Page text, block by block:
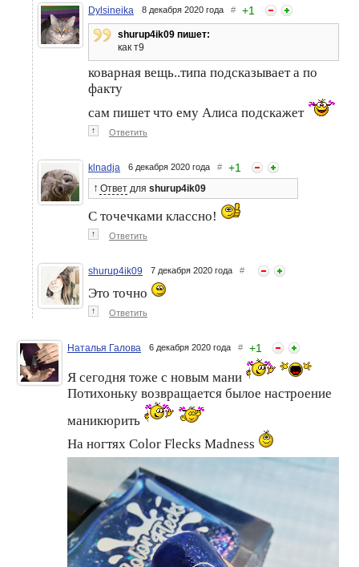
Dylsineika 8 декабря 2020 года # +1
shurup4ik09 пишет:
как т9
коварная вещь..типа подсказывает а по
факту
сам пишет что ему Алиса подскажет
↑ Ответить
klnadja 6 декабря 2020 года # +1
↑ Ответ для shurup4ik09
С точечками классно!
↑ Ответить
shurup4ik09 7 декабря 2020 года #
Это точно
↑ Ответить
Наталья Галова 6 декабря 2020 года # +1
Я сегодня тоже с новым мани
Потихоньку возвращается былое настроение
маникюрить
На ногтях Color Flecks Madness